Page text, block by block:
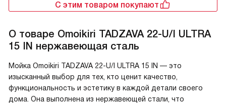
С этим товаром покупают
О товаре Omoikiri TADZAVA 22-U/I ULTRA
15 IN нержавеющая сталь
Мойка Omoikiri TADZAVA 22-U/I ULTRA 15 IN — это
изысканный выбор для тех, кто ценит качество,
функциональность и эстетику в каждой детали своего
дома. Она выполнена из нержавеющей стали, что